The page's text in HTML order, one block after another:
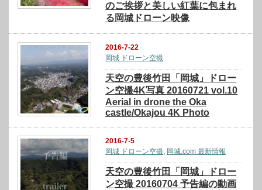
のご挨拶と美しい紅葉に包まれ
る岡城ドローン映像
2016-7-22
岡城 ドローン空撮
天空の豊後竹田「岡城」ドロー
ン空撮4K写真 20160721 vol.10
Aerial in drone the Oka
castle/Okajou 4K Photo
2016-7-5
岡城 ドローン空撮, 岡城.com 最新情報
天空の豊後竹田「岡城」ドロー
ン空撮 20160704 予告編の動画